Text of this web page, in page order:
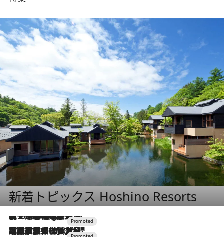
新着トピックス Hoshino Resorts
1 Hour Ago
【トンボの足水浴】ヒノキの香りに包まれて涼感マックス！約13℃の湧水かけ流しを避暑地「星野温泉 トンボの湯」で体験
2026.7.31
【ホテル帰省】という選択肢をOMOが提案。家族とほどよい距離を保つには「昼は実家、夜は気兼ねなくホテルで！」